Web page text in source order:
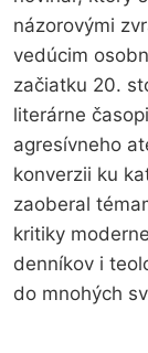
názorovými
vedúcim
začiatku 20.
literárne
agresívneho
konverzii ku
zaoberal
kritiky
denníkov i
do mnohých